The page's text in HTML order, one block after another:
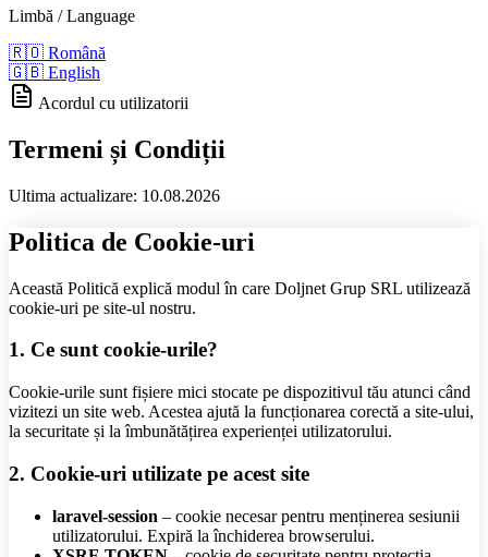
Limbă / Language
🇷🇴 Română
🇬🇧 English
Acordul cu utilizatorii
Termeni și Condiții
Ultima actualizare: 10.08.2026
Politica de Cookie-uri
Această Politică explică modul în care Doljnet Grup SRL utilizează
cookie-uri pe site-ul nostru.
1. Ce sunt cookie-urile?
Cookie-urile sunt fișiere mici stocate pe dispozitivul tău atunci când
vizitezi un site web. Acestea ajută la funcționarea corectă a site-ului,
la securitate și la îmbunătățirea experienței utilizatorului.
2. Cookie-uri utilizate pe acest site
laravel-session – cookie necesar pentru menținerea sesiunii
utilizatorului. Expiră la închiderea browserului.